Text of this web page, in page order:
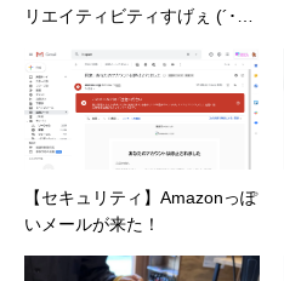
リエイティビティすげぇ (´･∀･
【セキュリティ】Amazonっぽ
いメールが来た！